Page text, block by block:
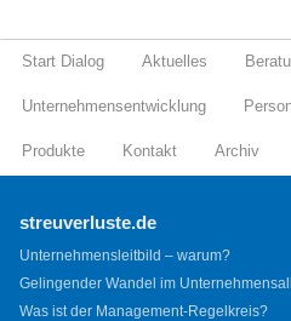
Start Dialog Aktuelles
Unternehmensentwicklung
Produkte Kontakt Archiv
streuverluste.de
Unternehmensleitbild – warum?
Gelingender Wandel im
Was ist der Management-Regelkreis?